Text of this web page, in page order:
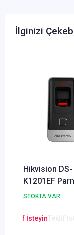
İlginizi
Hikvision DS-
K1201EF
ve Proximity ve
Okuyucu
STOKTA VAR
Teklif İsteyin Teklif